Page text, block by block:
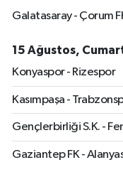
Galatasaray - Çorum
15 Ağustos,
Konyaspor - Rizespor
Kasımpaşa -
Gençlerbirliği S.K. -
Gaziantep FK -